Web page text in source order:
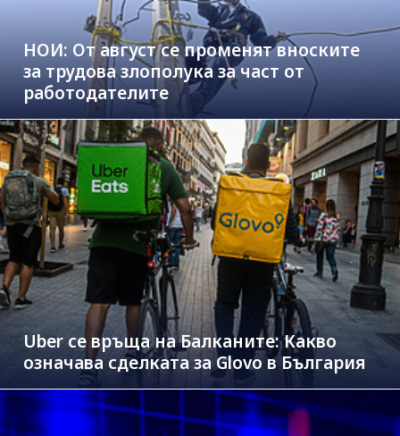
НОИ: От август се променят вноските
за трудова злополука за част от
работодателите
Uber се връща на Балканите: Какво
означава сделката за Glovo в България